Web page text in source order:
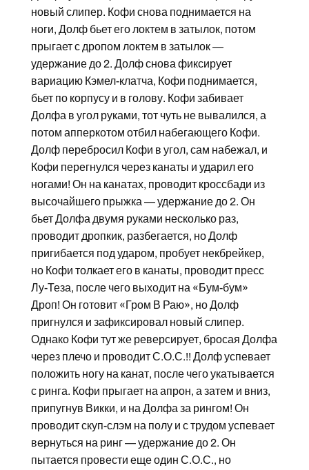
новый слипер. Кофи снова поднимается на
ноги, Долф бьет его локтем в затылок, потом
прыгает с дропом локтем в затылок —
удержание до 2. Долф снова фиксирует
вариацию Кэмел-клатча, Кофи поднимается,
бьет по корпусу и в голову. Кофи забивает
Долфа в угол руками, тот чуть не вывалился, а
потом апперкотом отбил набегающего Кофи.
Долф перебросил Кофи в угол, сам набежал, и
Кофи перегнулся через канаты и ударил его
ногами! Он на канатах, проводит кроссбади из
высочайшего прыжка — удержание до 2. Он
бьет Долфа двумя руками несколько раз,
проводит дропкик, разбегается, но Долф
пригибается под ударом, пробует некбрейкер,
но Кофи толкает его в канаты, проводит пресс
Лу-Теза, после чего выходит на «Бум-бум»
Дроп! Он готовит «Гром В Раю», но Долф
пригнулся и зафиксировал новый слипер.
Однако Кофи тут же реверсирует, бросая Долфа
через плечо и проводит С.О.С.!! Долф успевает
положить ногу на канат, после чего укатывается
с ринга. Кофи прыгает на апрон, а затем и вниз,
припугнув Викки, и на Долфа за рингом! Он
проводит скуп-слэм на полу и с трудом успевает
вернуться на ринг — удержание до 2. Он
пытается провести еще один С.О.С., но